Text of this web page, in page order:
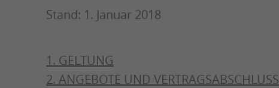
Stand: 1. Januar 2018
1. GELTUNG
2. ANGEBOTE UND VERTRAGSABSCHLUSS